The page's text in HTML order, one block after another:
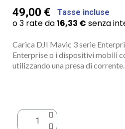
49,00 € Tasse incluse
Carica DJI Mavic 3 serie
Enterprise o i dispositivi mobili
utilizzando una presa di corrente.